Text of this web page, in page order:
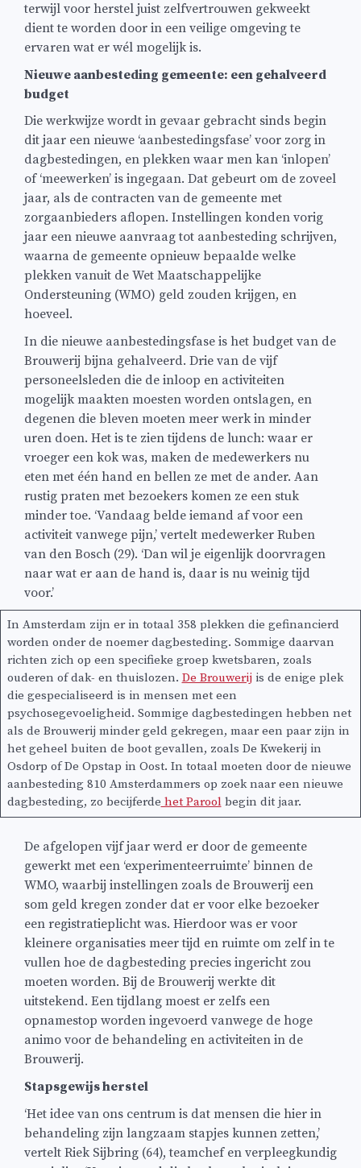
terwijl voor herstel juist zelfvertrouwen gekweekt
dient te worden door in een veilige omgeving te
ervaren wat er wél mogelijk is.
Nieuwe aanbesteding gemeente: een gehalveerd
budget
Die werkwijze wordt in gevaar gebracht sinds begin
dit jaar een nieuwe ‘aanbestedingsfase’ voor zorg in
dagbestedingen, en plekken waar men kan ‘inlopen’
of ‘meewerken’ is ingegaan. Dat gebeurt om de zoveel
jaar, als de contracten van de gemeente met
zorgaanbieders aflopen. Instellingen konden vorig
jaar een nieuwe aanvraag tot aanbesteding schrijven,
waarna de gemeente opnieuw bepaalde welke
plekken vanuit de Wet Maatschappelijke
Ondersteuning (WMO) geld zouden krijgen, en
hoeveel.
In die nieuwe aanbestedingsfase is het budget van de
Brouwerij bijna gehalveerd. Drie van de vijf
personeelsleden die de inloop en activiteiten
mogelijk maakten moesten worden ontslagen, en
degenen die bleven moeten meer werk in minder
uren doen. Het is te zien tijdens de lunch: waar er
vroeger een kok was, maken de medewerkers nu
eten met één hand en bellen ze met de ander. Aan
rustig praten met bezoekers komen ze een stuk
minder toe. ‘Vandaag belde iemand af voor een
activiteit vanwege pijn,’ vertelt medewerker Ruben
van den Bosch (29). ‘Dan wil je eigenlijk doorvragen
naar wat er aan de hand is, daar is nu weinig tijd
voor.’
In Amsterdam zijn er in totaal 358 plekken die gefinancierd
worden onder de noemer dagbesteding. Sommige daarvan
richten zich op een specifieke groep kwetsbaren, zoals
ouderen of dak- en thuislozen. De Brouwerijis de enige plek
die gespecialiseerd is in mensen met een
psychosegevoeligheid. Sommige dagbestedingen hebben net
als de Brouwerij minder geld gekregen, maar een paar zijn in
het geheel buiten de boot gevallen, zoals De Kwekerij in
Osdorp of De Opstap in Oost. In totaal moeten door de nieuwe
aanbesteding 810 Amsterdammers op zoek naar een nieuwe
dagbesteding, zo becijferde het Paroolbegin dit jaar.
De afgelopen vijf jaar werd er door de gemeente
gewerkt met een ‘experimenteerruimte’ binnen de
WMO, waarbij instellingen zoals de Brouwerij een
som geld kregen zonder dat er voor elke bezoeker
een registratieplicht was. Hierdoor was er voor
kleinere organisaties meer tijd en ruimte om zelf in te
vullen hoe de dagbesteding precies ingericht zou
moeten worden. Bij de Brouwerij werkte dit
uitstekend. Een tijdlang moest er zelfs een
opnamestop worden ingevoerd vanwege de hoge
animo voor de behandeling en activiteiten in de
Brouwerij.
Stapsgewijs herstel
‘Het idee van ons centrum is dat mensen die hier in
behandeling zijn langzaam stapjes kunnen zetten,’
vertelt Riek Sijbring (64), teamchef en verpleegkundig